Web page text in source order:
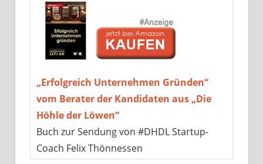
„Erfolgreich Unternehmen Gründen“
vom Berater der Kandidaten aus „Die
Höhle der Löwen“
Buch zur Sendung von #DHDL Startup-
Coach Felix Thönnessen